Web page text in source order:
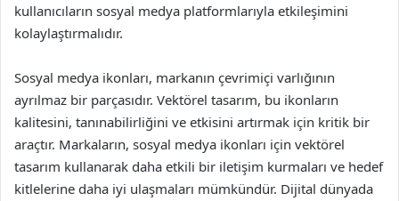
kullanıcıların sosyal medya platformlarıyla etkileşimini
kolaylaştırmalıdır.
Sosyal medya ikonları, markanın çevrimiçi varlığının
ayrılmaz bir parçasıdır. Vektörel tasarım, bu ikonların
kalitesini, tanınabilirliğini ve etkisini artırmak için kritik bir
araçtır. Markaların, sosyal medya ikonları için vektörel
tasarım kullanarak daha etkili bir iletişim kurmaları ve hedef
kitlelerine daha iyi ulaşmaları mümkündür. Dijital dünyada